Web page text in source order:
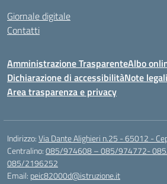
Giornale digitale
Contatti
Amministrazione TrasparenteAlbo
Dichiarazione di accessibilitàNote legali
Area trasparenza e privacy
Indirizzo:Via Dante Alighieri n.25 - 65012 -
Centralino:085/974608 – 085/974772-
085/2196252
Email: peic82000d@istruzione.it